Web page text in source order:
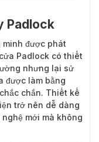
Padlock
được phát
Padlock có thiết
nhưng lại sử
được làm bằng
chắn. Thiết kế
trở nên dễ dàng
mới mà không